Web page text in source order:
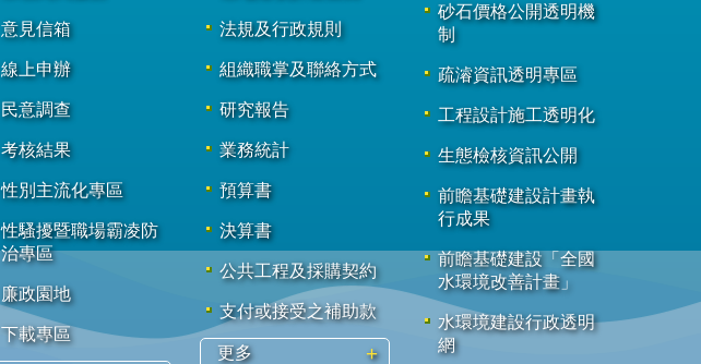
意見信箱
線上申辦
民意調查
考核結果
性別主流化專區
性騷擾暨職場霸凌防
治專區
廉政園地
下載專區
法規及行政規則
組織職掌及聯絡方式
研究報告
業務統計
預算書
決算書
公共工程及採購契約
支付或接受之補助款
更多
砂石價格公開透明機
制
疏濬資訊透明專區
工程設計施工透明化
生態檢核資訊公開
前瞻基礎建設計畫執
行成果
前瞻基礎建設「全國
水環境改善計畫」
水環境建設行政透明
網